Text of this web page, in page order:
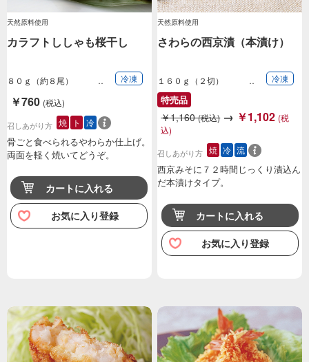
天然原料使用
カラフトししゃも桜干し
８０ｇ（約８尾） 冷凍
￥760 (税込)
召しあがり方 焼 ト 冷
骨ごと食べられるやわらか仕上げ。
両面を軽く焼いてどうぞ。
カートに入れる
お気に入り登録
天然原料使用
さわらの西京漬（本漬け）
１６０ｇ（２切） 冷凍
特売品
￥1,160(税込)→ ￥1,102 (税
込)
召しあがり方 焼 冷 流
西京みそに７２時間じっくり漬込ん
だ本漬けタイプ。
カートに入れる
お気に入り登録